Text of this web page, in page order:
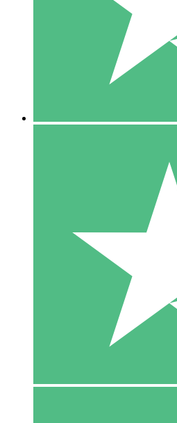
10 00
10 Downloads
20 00